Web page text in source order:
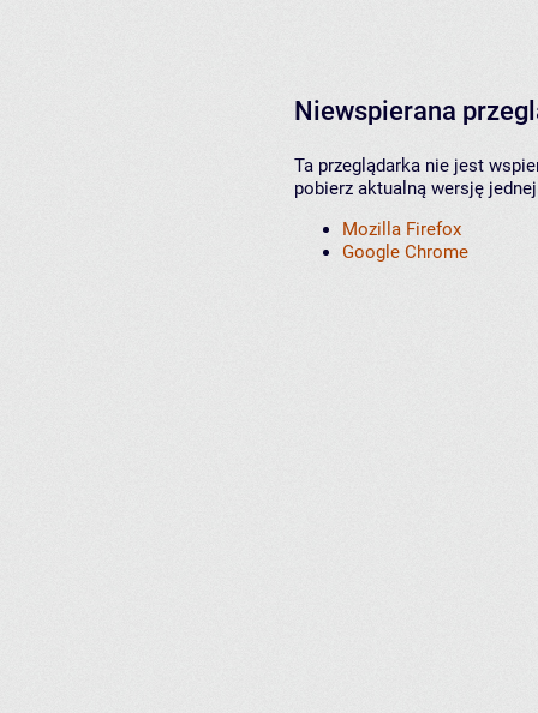
Niewspierana
Ta przeglądarka nie jest
pobierz aktualną wersję
Mozilla Firefox
Google Chrome